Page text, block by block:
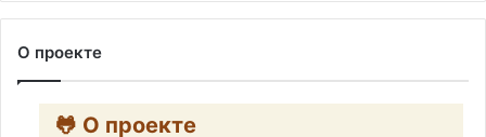
О проекте
🐸 О проекте